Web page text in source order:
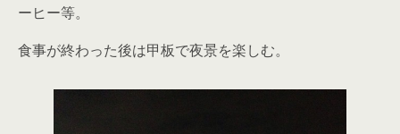
ーヒー等。
食事が終わった後は甲板で夜景を楽しむ。